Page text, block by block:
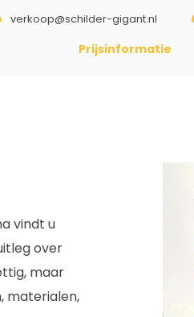
verkoop@schilder-gigant.nl
Prijsinformatie
vindt u
over
maar
materialen,